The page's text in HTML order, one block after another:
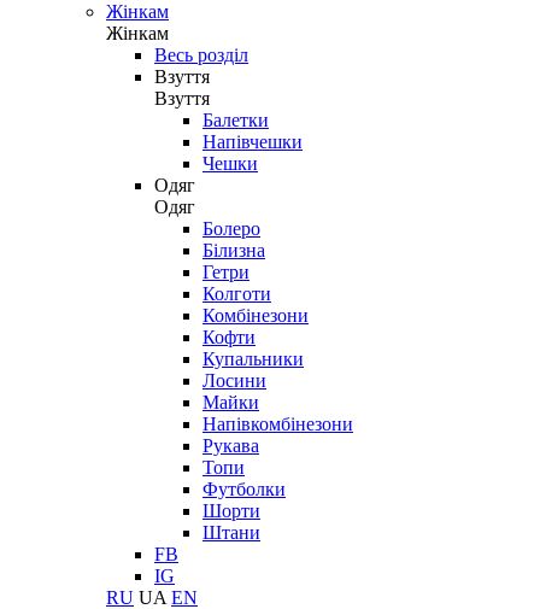
Жінкам
Жінкам
Весь розділ
Взуття
Взуття
Балетки
Напівчешки
Чешки
Одяг
Одяг
Болеро
Білизна
Гетри
Колготи
Комбінезони
Кофти
Купальники
Лосини
Майки
Напівкомбінезони
Рукава
Топи
Футболки
Шорти
Штани
FB
IG
RU UA EN